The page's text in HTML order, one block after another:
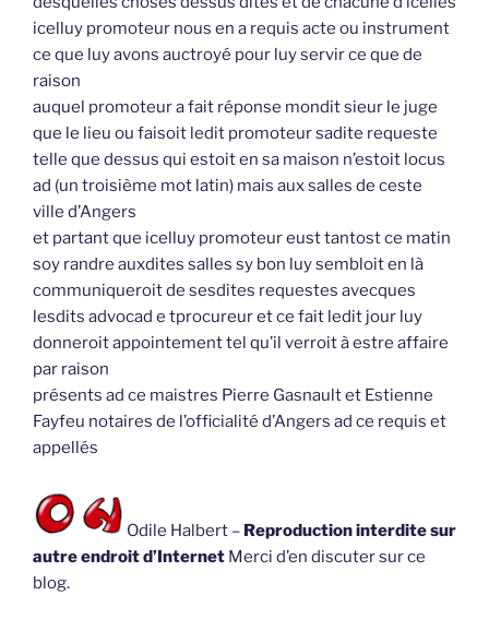
icelluy promoteur nous en a requis acte ou instrument
ce que luy avons auctroyé pour luy servir ce que de
raison
auquel promoteur a fait réponse mondit sieur le juge
que le lieu ou faisoit ledit promoteur sadite requeste
telle que dessus qui estoit en sa maison n’estoit locus
ad (un troisième mot latin) mais aux salles de ceste
ville d’Angers
et partant que icelluy promoteur eust tantost ce matin
soy randre auxdites salles sy bon luy sembloit en là
communiqueroit de sesdites requestes avecques
lesdits advocad e tprocureur et ce fait ledit jour luy
donneroit appointement tel qu’il verroit à estre affaire
par raison
présents ad ce maistres Pierre Gasnault et Estienne
Fayfeu notaires de l’officialité d’Angers ad ce requis et
appellés
Odile Halbert – Reproduction interdite sur
autre endroit d’Internet Merci d’en discuter sur ce
blog.